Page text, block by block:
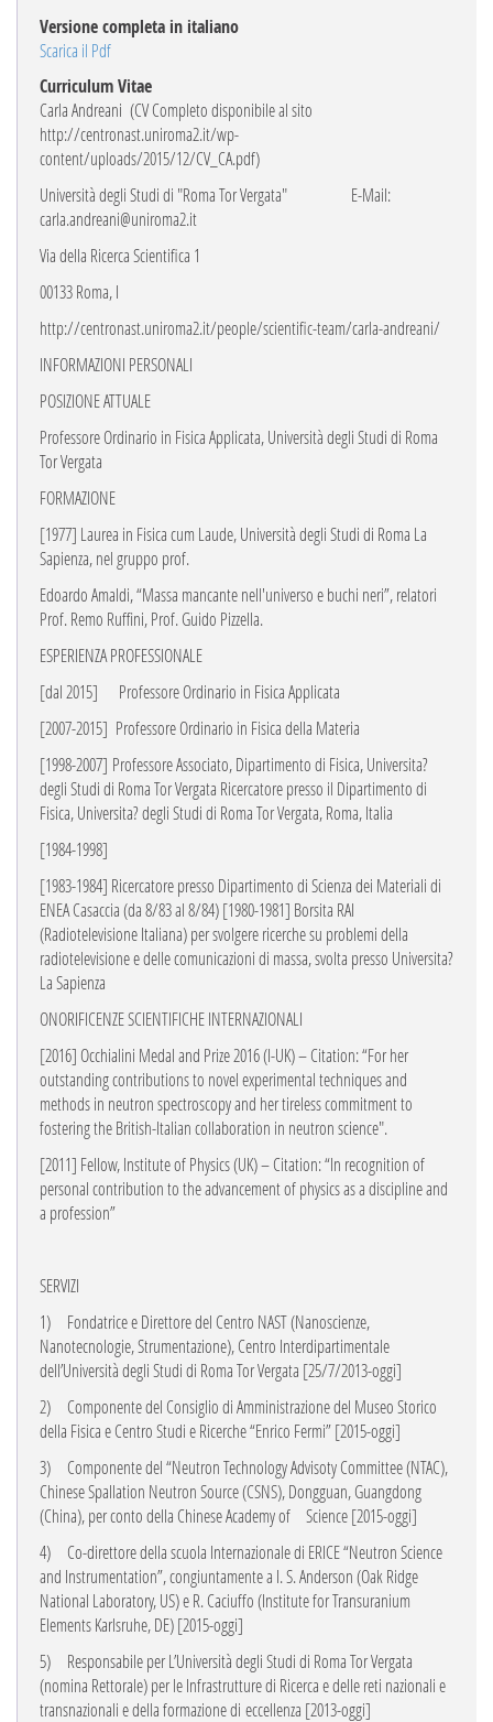
Versione completa in italiano
Scarica il Pdf
Curriculum Vitae
Carla Andreani (CV Completo disponibile al sito
http://centronast.uniroma2.it/wp-
content/uploads/2015/12/CV_CA.pdf)
Università degli Studi di "Roma Tor Vergata"
E-Mail:
carla.andreani@uniroma2.it
Via della Ricerca Scientifica 1
00133 Roma, I
http://centronast.uniroma2.it/people/scientific-team/carla-andreani/
INFORMAZIONI PERSONALI
POSIZIONE ATTUALE
Professore Ordinario in Fisica Applicata, Università degli Studi di Roma
Tor Vergata
FORMAZIONE
[1977] Laurea in Fisica cum Laude, Università degli Studi di Roma La
Sapienza, nel gruppo prof.
Edoardo Amaldi, “Massa mancante nell'universo e buchi neri”, relatori
Prof. Remo Ruffini, Prof. Guido Pizzella.
ESPERIENZA PROFESSIONALE
[dal 2015]
Professore Ordinario in Fisica Applicata
[2007-2015] Professore Ordinario in Fisica della Materia
[1998-2007] Professore Associato, Dipartimento di Fisica, Universita?
degli Studi di Roma Tor Vergata Ricercatore presso il Dipartimento di
Fisica, Universita? degli Studi di Roma Tor Vergata, Roma, Italia
[1984-1998]
[1983-1984] Ricercatore presso Dipartimento di Scienza dei Materiali di
ENEA Casaccia (da 8/83 al 8/84)[1980-1981] Borsita RAI
(Radiotelevisione Italiana) per svolgere ricerche su problemi della
radiotelevisione e delle comunicazioni di massa, svolta presso Universita?
La Sapienza
ONORIFICENZE SCIENTIFICHE INTERNAZIONALI
[2016] Occhialini Medal and Prize 2016 (I-UK) – Citation:“For her
outstanding contributions to novel experimental techniques and
methods in neutron spectroscopy and her tireless commitment to
fostering the British-Italian collaboration in neutron science".
[2011] Fellow, Institute of Physics (UK) – Citation: “In recognition of
personal contribution to the advancement of physics as a discipline and
a profession”
SERVIZI
1)
Fondatrice e Direttore del Centro NAST (Nanoscienze,
Nanotecnologie, Strumentazione), Centro Interdipartimentale
dell’Università degli Studi di Roma Tor Vergata [25/7/2013-oggi]
2)
Componente del Consiglio di Amministrazione del Museo Storico
della Fisica e Centro Studi e Ricerche “Enrico Fermi”[2015-oggi]
3)
Componente del“Neutron Technology Advisoty Committee (NTAC),
Chinese Spallation Neutron Source (CSNS), Dongguan, Guangdong
(China), per conto della Chinese Academy of Science[2015-oggi]
4)
Co-direttore della scuola Internazionale di ERICE “Neutron Science
and Instrumentation”, congiuntamente a I. S. Anderson (Oak Ridge
National Laboratory, US) e R. Caciuffo(Institute for Transuranium
Elements Karlsruhe, DE) [2015-oggi]
5)
Responsabile per L’Università degli Studi di Roma Tor Vergata
(nomina Rettorale) per le Infrastrutture di Ricerca e delle reti nazionali e
transnazionali e della formazione di eccellenza [2013-oggi]